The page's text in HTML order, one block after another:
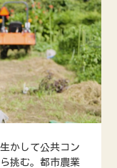
かして公共コン
挑む。都市農業